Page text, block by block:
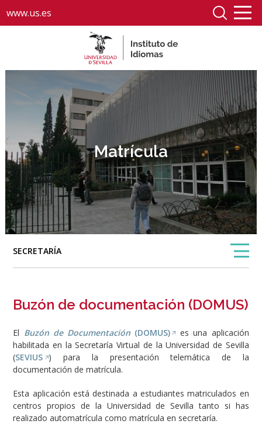
www.us.es
Matrícula
SECRETARÍA
Buzón de documentación (DOMUS)
El Buzón de Documentación(DOMUS)
es una aplicación
habilitada en la Secretaría Virtual de la Universidad de Sevilla
(SEVIUS ) para la presentación telemática de la
documentación de matrícula.
Esta aplicación está destinada a estudiantes matriculados en
centros propios de la Universidad de Sevilla tanto si has
realizado automatrícula como matrícula en secretaría.